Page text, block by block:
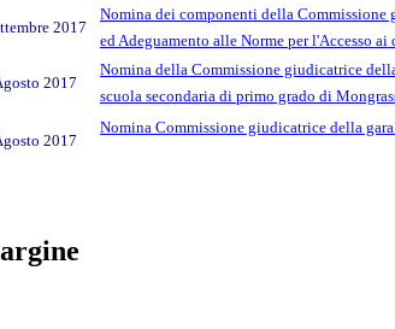
2017
Nomina dei componenti della Commissione
ed Adeguamento alle Norme per l'Accesso
2017
Nomina della Commissione giudicatrice della
scuola secondaria di primo grado di
2017
Nomina Commissione giudicatrice della gara